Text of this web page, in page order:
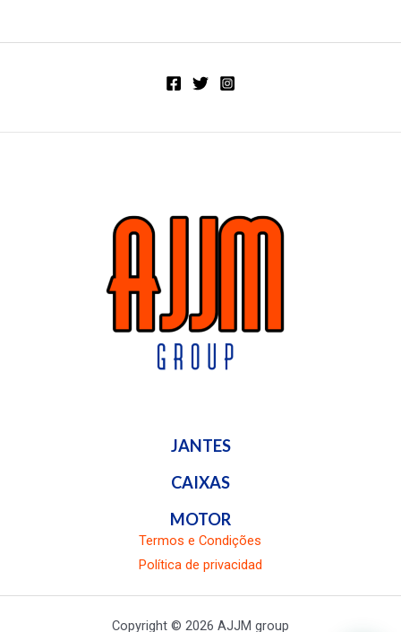
5
JANTES
CAIXAS
MOTOR
Termos e Condições
Política de privacidad
Copyright © 2026 AJJM group